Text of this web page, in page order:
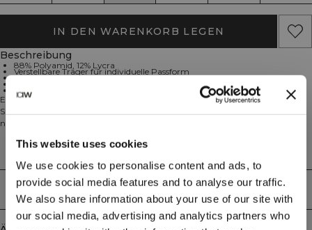
This website uses cookies
We use cookies to personalise content and ads, to
provide social media features and to analyse our traffic.
We also share information about your use of our site with
our social media, advertising and analytics partners who
IN DEN WARENKORB LEGEN
Beschreibung
88% Polyamid, 12% Lycra
Verstellbare Träger für individuelle Passform
4-Wege-Stretch für optimale Bewegungsfreiheit
Leichte Unterstützung
Erleben Sie Komfort und Flexibilität mit dem Ignite Seamless Verstellbaren
Sport-BH—entwickelt für leichte Unterstützung mit einer strukturierten,
nahtlosen Passform. Dieser vielseitige Sport-BH verfügt über verstellbare
können, für individuell anpassbare Unterstützung und Style. Perfekt für
Bedeckung. Die nahtlose Konstruktion und das Vier-Wege-Stretch-Material
gewährleisten uneingeschränkte Bewegungsfreiheit, während die
atmungsaktive Mischung Sie bei jeder Aktivität kühl hält. 88% Polyamid, 12%
Lycra.
Technical Aspects
Lieferung & Rückgabe